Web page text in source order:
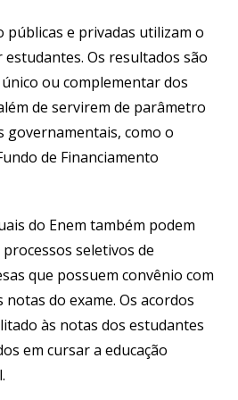
públicas e privadas utilizam o
estudantes. Os resultados são
ou complementar dos
de servirem de parâmetro
governamentais, como o
de Financiamento
do Enem também podem
seletivos de
que possuem convênio com
do exame. Os acordos
às notas dos estudantes
em cursar a educação